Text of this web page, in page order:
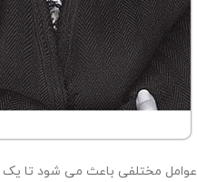
عوامل مختلفی باعث می شود تا یک